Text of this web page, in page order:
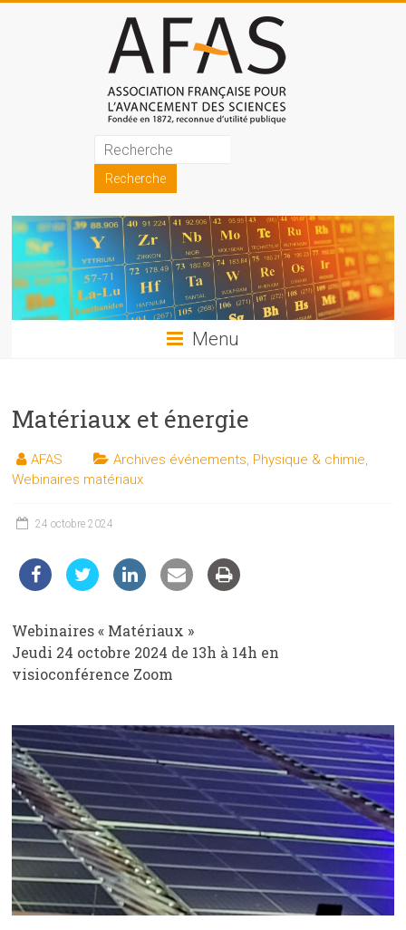
Association
française
pour
l'avancement
des
sciences
les
et
les
auprès
public
Menu
Matériaux et énergie
AFAS Archives événements Physique & chimie
Webinaires matériaux
24 octobre 2024
Webinaires « Matériaux »
Jeudi 24 octobre 2024 de 13h à 14h en
visioconférence Zoom